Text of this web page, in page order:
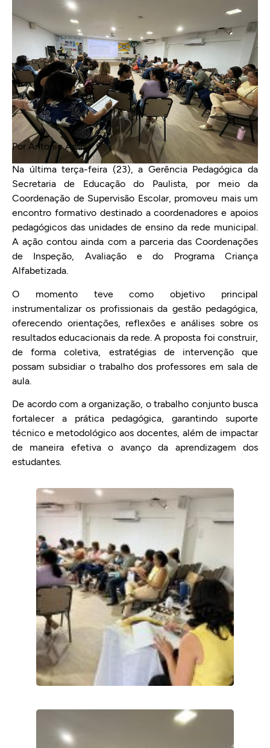
Por Antonio Assis
Na última terça-feira (23), a Gerência Pedagógica da
Secretaria de Educação do Paulista, por meio da
Coordenação de Supervisão Escolar, promoveu mais um
encontro formativo destinado a coordenadores e apoios
pedagógicos das unidades de ensino da rede municipal.
A ação contou ainda com a parceria das Coordenações
de Inspeção, Avaliação e do Programa Criança
Alfabetizada.
O momento teve como objetivo principal
instrumentalizar os profissionais da gestão pedagógica,
oferecendo orientações, reflexões e análises sobre os
resultados educacionais da rede. A proposta foi construir,
de forma coletiva, estratégias de intervenção que
possam subsidiar o trabalho dos professores em sala de
aula.
De acordo com a organização, o trabalho conjunto busca
fortalecer a prática pedagógica, garantindo suporte
técnico e metodológico aos docentes, além de impactar
de maneira efetiva o avanço da aprendizagem dos
estudantes.